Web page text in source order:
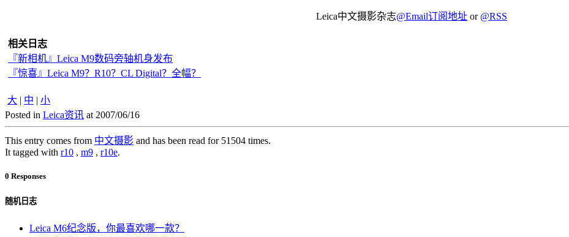
Leica中文摄影杂志@Email订阅地址 or @RSS
相关日志
『新相机』Leica M9数码旁轴机身发布
『惊喜』Leica M9？R10？CL Digital？全幅？
大 | 中 | 小
Posted in Leica资讯 at 2007/06/16
This entry comes from 中文摄影 and has been read for 51504 times.
It tagged with r10 , m9 , r10e.
0 Responses
随机日志
Leica M6纪念版，你最喜欢哪一款？